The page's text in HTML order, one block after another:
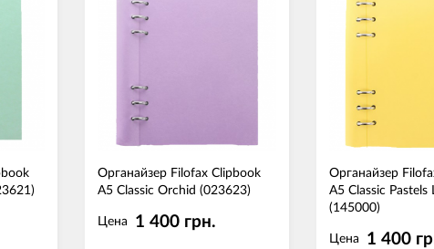
Органайзер Filofax Clipbook
A5 Classic Orchid (023623)
Цена 1 400 грн.
Органайзер
A5 Classic Pastels
(145000)
Цена 1 400